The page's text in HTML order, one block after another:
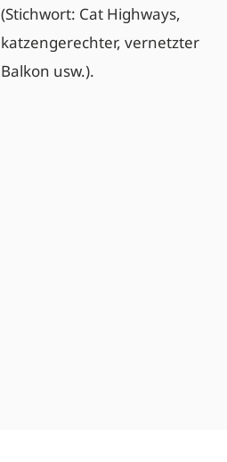
(Stichwort: Cat Highways,
katzengerechter, vernetzter
Balkon usw.).